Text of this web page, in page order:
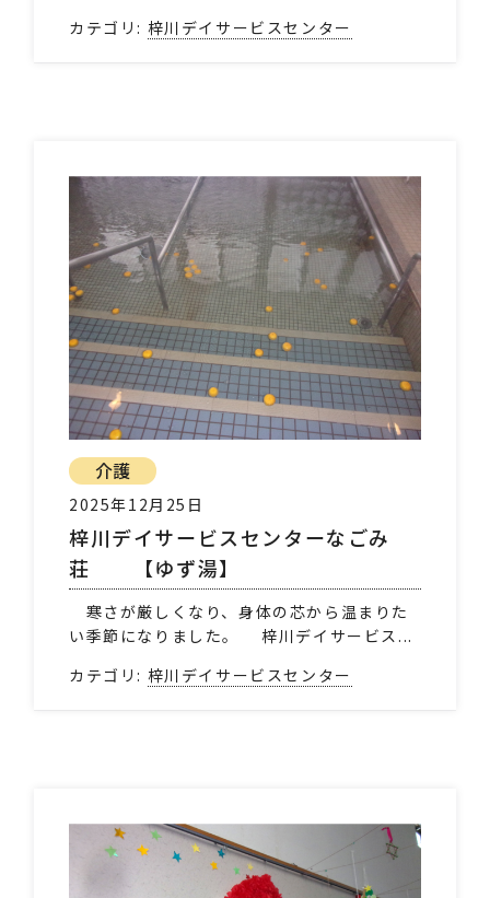
カテゴリ: 梓川デイサービスセンター
介護
2025年12月25日
梓川デイサービスセンターなごみ
荘 【ゆず湯】
寒さが厳しくなり、身体の芯から温まりた
い季節になりました。 梓川デイサービス...
カテゴリ: 梓川デイサービスセンター